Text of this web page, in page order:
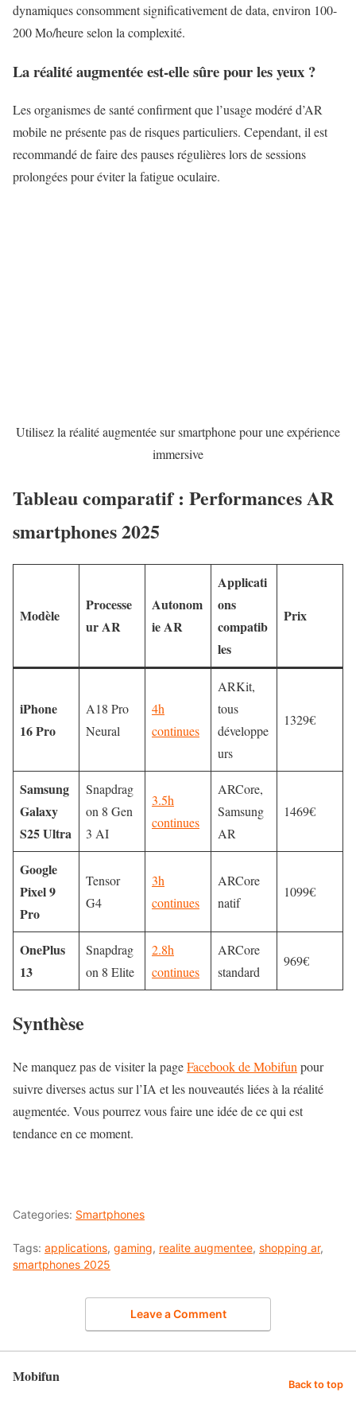
dynamiques consomment significativement de data, environ 100-
200 Mo/heure selon la complexité.
La réalité augmentée est-elle sûre pour les yeux ?
Les organismes de santé confirment que l’usage modéré d’AR
mobilene présente pas de risques particuliers. Cependant, il est
recommandé de faire des pauses régulières lors de sessions
prolongées pour éviter la fatigue oculaire.
Utilisez la réalité augmentée sur smartphone pour une expérience
immersive
Tableau comparatif : Performances AR
smartphones 2025
Modèle
Processe
ur AR
Autonom
ie AR
Applicati
ons
compatib
les
Prix
iPhone
16 Pro
A18 Pro
Neural
4h
continues
ARKit,
tous
développe
urs
1329€
Samsung
Galaxy
S25 Ultra
Snapdrag
on 8 Gen
3 AI
3.5h
continues
ARCore,
Samsung
AR
1469€
Google
Pixel 9
Pro
Tensor
G4
3h
continues
ARCore
natif
1099€
OnePlus
13
Snapdrag
on 8 Elite
2.8h
continues
ARCore
standard
969€
Synthèse
Ne manquez pas de visiter la pageFacebook de Mobifun pour
suivre diverses actus sur l’IA et les nouveautés liées à la réalité
augmentée. Vous pourrez vous faire une idée de ce qui est
tendance en ce moment.
Categories: Smartphones
Tags: applications, gaming, realite augmentee, shopping ar,
smartphones 2025
Leave a Comment
Mobifun Back to top